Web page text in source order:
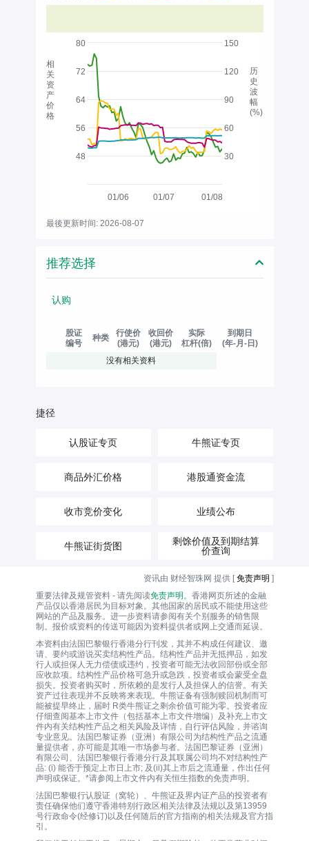
01/06 01/07 01/08
48
56
64
72
80
30
60
90
120
150
相
关
资
产
价
格
历
史
波
幅
(%)
最後更新时间: 2026-08-07
推荐选择
认购
股证
编号
种类
行使价
(港元)
收回价
(港元)
实际
杠杆(倍)
到期日
(年-月-日)
没有相关资料
捷径
认股证专页 牛熊证专页
商品外汇价格 港股通资金流
收市竞价变化 业绩公布
牛熊证街货图
剩馀价值及到期结算
价查询
资讯由 财经智珠网 提供 [免责声明 ]
重要法律及规管资料 - 请先阅读免责声明 。香港网页所述的金融
产品仅以香港居民为目标对象。其他国家的居民或不能使用这些
网站的产品及服务。进一步资料请参阅有关个别服务的销售限
制。报价或资料的传送可能因为资料提供者或网上交通而延误。
本资料由法国巴黎银行香港分行刊发，其并不构成任何建议、邀
请、要约或游说买卖结构性产品。结构性产品并无抵押品，如发
行人或担保人无力偿债或违约，投资者可能无法收回部份或全部
应收款项。结构性产品价格可急升或急跌，投资者或会蒙受全盘
损失。投资者购买时，所依赖的是发行人及担保人的信誉。有关
资产过往表现并不反映将来表现。牛熊证备有强制赎回机制而可
能被提早终止，届时 R类牛熊证之剩余价值可能为零。投资者应
仔细查阅基本上市文件（包括基本上市文件增编）及补充上市文
件内有关结构性产品之相关风险及详情，自行评估风险，并谘询
专业意见。法国巴黎证券（亚洲）有限公司为结构性产品之流通
量提供者，亦可能是其唯一巿场参与者。法国巴黎证券（亚洲）
有限公司、法国巴黎银行香港分行及其联属公司均不对结构性产
品: (i) 能否于预定上市日上市; 及(ii)其上市后之流通量，作出任何
声明或保证。*请参阅上市文件内有关恒生指数的免责声明。
法国巴黎银行认股证（窝轮）、牛熊证及界内证产品的投资者有
责任确保他们遵守香港特别行政区相关法律及法规以及第13959
号行政命令(经修订)以及任何随后的官方指南的相关法规及官方指
引。